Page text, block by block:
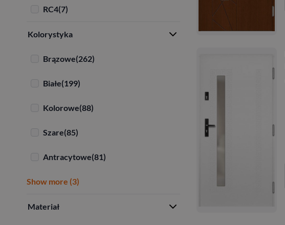
RC4(7)
Kolorystyka
Brązowe(262)
Białe(199)
Kolorowe(88)
Szare(85)
Antracytowe(81)
Show more (3)
Materiał